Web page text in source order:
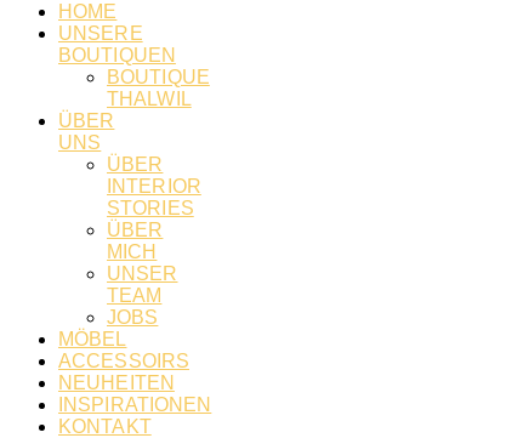
HOME
UNSERE
BOUTIQUEN
BOUTIQUE
THALWIL
ÜBER
UNS
ÜBER
INTERIOR
STORIES
ÜBER
MICH
UNSER
TEAM
JOBS
MÖBEL
ACCESSOIRS
NEUHEITEN
INSPIRATIONEN
KONTAKT